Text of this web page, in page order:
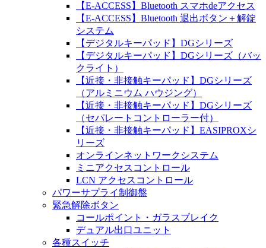
【E-ACCESS】Bluetooth スマホdeアクセス
【E-ACCESS】Bluetooth 退出ボタン＋解錠
システム
【デジタルキーパッド】DGシリーズ
【デジタルキーパッド】DGシリーズ（バッ
クライト）
【近接・非接触キーパッド】DGシリーズ
（アルミニウム ハウジング）
【近接・非接触キーパッド】DGシリーズ
（セパレートコントローラー付）
【近接・非接触キーパッド】EASIPROXシ
リーズ
オンラインネットワークシステム
ミニアクセスコントロール
LCN アクセスコントロール
パワーサプライ制御盤
緊急解除ボタン
コールポイント・ガラスブレイク
デュアル出口ユニット
各種スイッチ